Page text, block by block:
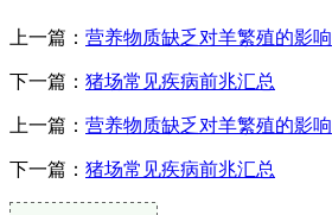
上一篇： 营养物质缺乏对羊繁殖的影响
下一篇： 猪场常见疾病前兆汇总
上一篇： 营养物质缺乏对羊繁殖的影响
下一篇： 猪场常见疾病前兆汇总